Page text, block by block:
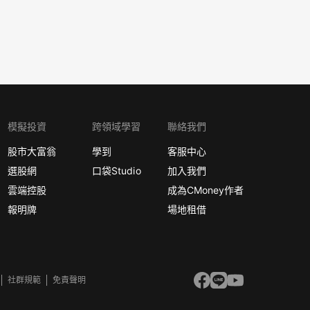
模擬投資
股市大富翁
選股網
雲端控股
報明牌
跨領域學習
學到
口袋Studio
聯絡我們
客服中心
加入我們
成為CMoney作者
場地租借
社群規範 免責聲明